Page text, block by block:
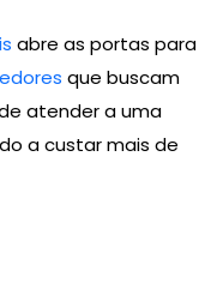
abre as portas para
que buscam
atender a uma
a custar mais de